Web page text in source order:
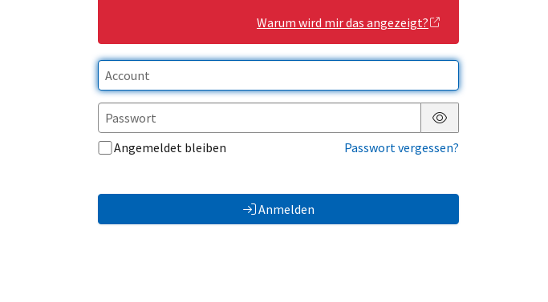
Warum wird mir das angezeigt?
Passwort anzeigen
Angemeldet bleiben
Passwort vergessen?
Anmelden